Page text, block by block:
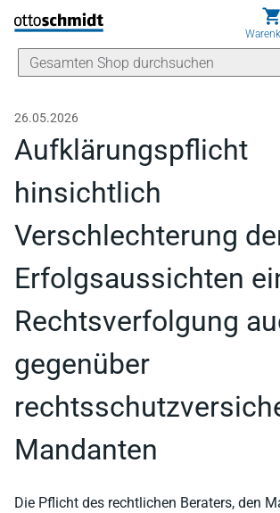
Direkt zum Inhalt
26.05.2026
Aufklärungspflicht
hinsichtlich
Verschlechterung
Erfolgsaussichten
Rechtsverfolgung
gegenüber
Mandanten
Die Pflicht des rechtlichen Beraters, den